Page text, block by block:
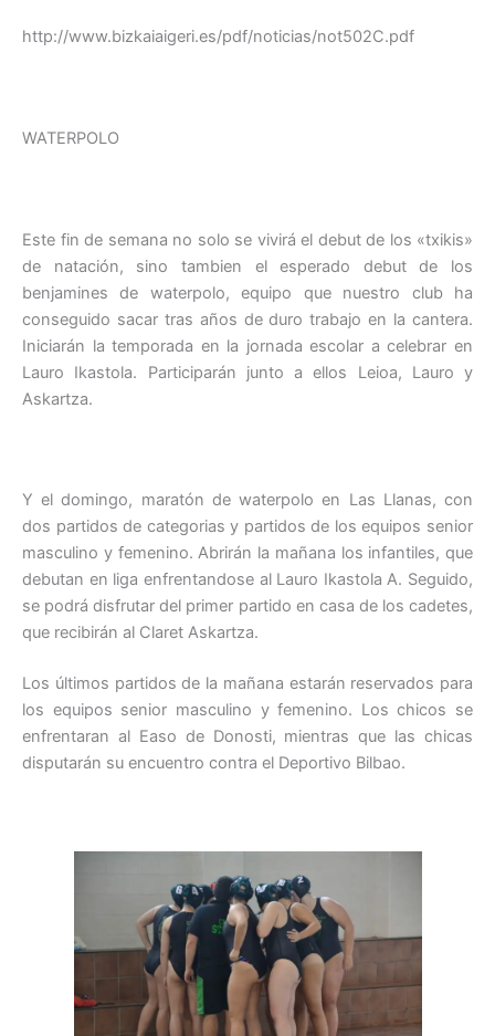
http://www.bizkaiaigeri.es/pdf/noticias/not502C.pdf
WATERPOLO
Este fin de semana no solo se vivirá el debut de los «txikis»
de natación, sino tambien el esperado debut de los
benjamines de waterpolo, equipo que nuestro club ha
conseguido sacar tras años de duro trabajo en la cantera.
Iniciarán la temporada en la jornada escolar a celebrar en
Lauro Ikastola. Participarán junto a ellos Leioa, Lauro y
Askartza.
Y el domingo, maratón de waterpolo en Las Llanas, con
dos partidos de categorias y partidos de los equipos senior
masculino y femenino. Abrirán la mañana los infantiles, que
debutan en liga enfrentandose al Lauro Ikastola A. Seguido,
se podrá disfrutar del primer partido en casa de los cadetes,
que recibirán al Claret Askartza.
Los últimos partidos de la mañana estarán reservados para
los equipos senior masculino y femenino. Los chicos se
enfrentaran al Easo de Donosti, mientras que las chicas
disputarán su encuentro contra el Deportivo Bilbao.